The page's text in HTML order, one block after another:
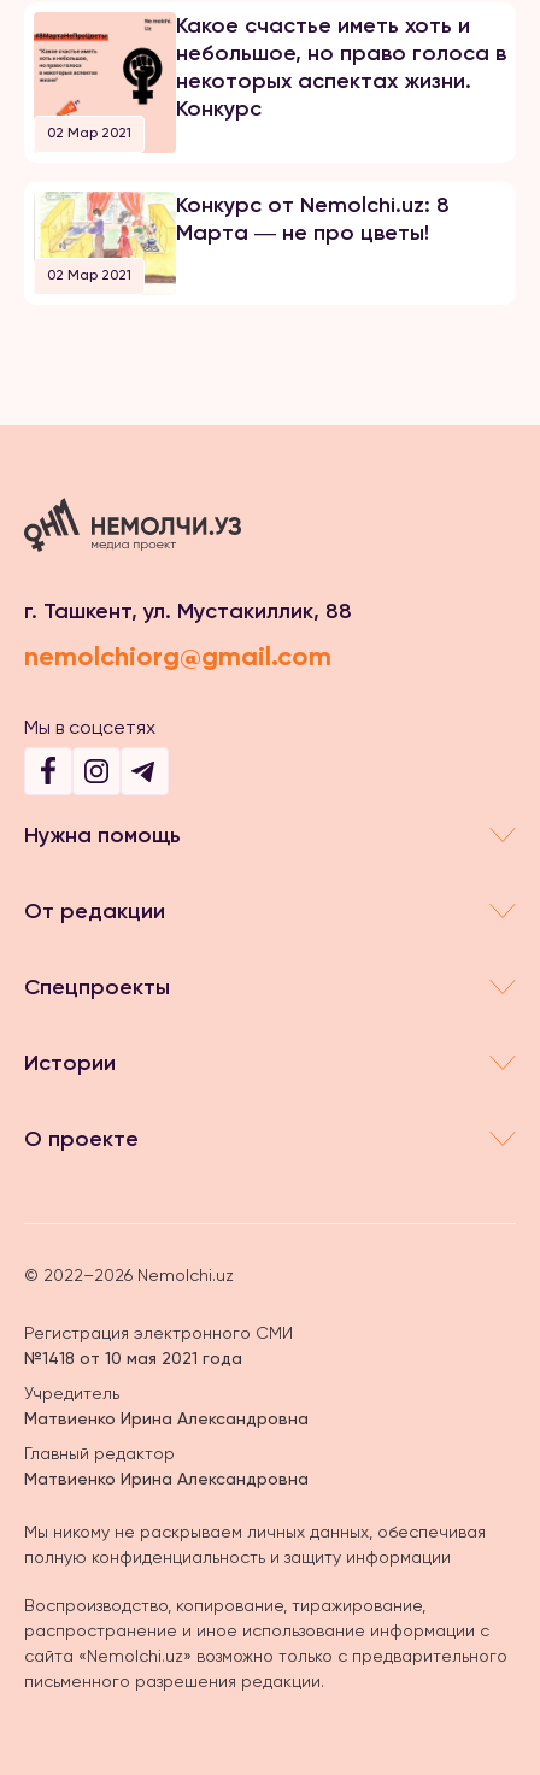
02 Мар 2021
Какое счастье иметь хоть и
небольшое, но право голоса в
некоторых аспектах жизни.
Конкурс
02 Мар 2021
Конкурс от Nemolchi.uz: 8
Марта ― не про цветы!
г. Ташкент, ул. Мустакиллик, 88
nemolchiorg@gmail.com
Мы в соцсетях
Нужна помощь
От редакции
Спецпроекты
Истории
О проекте
© 2022–2026 Nemolchi.uz
Регистрация электронного СМИ
№1418 от 10 мая 2021 года
Учредитель
Матвиенко Ирина Александровна
Главный редактор
Матвиенко Ирина Александровна
Мы никому не раскрываем личных данных, обеспечивая
полную конфиденциальность и защиту информации
Воспроизводство, копирование, тиражирование,
распространение и иное использование информации с
сайта «Nemolchi.uz» возможно только с предварительного
письменного разрешения редакции.